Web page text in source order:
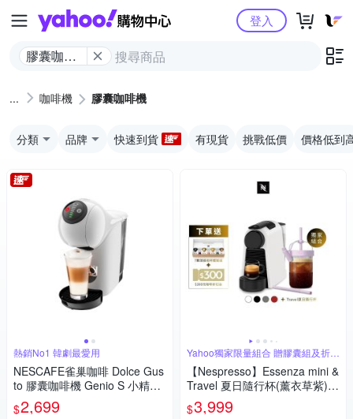
Yahoo購物中心
膠囊咖啡
登入
咖啡機 膠囊咖啡機
分類 品牌 快速到貨 有現貨 挑戰低價 價格低到
熱銷No1 韓劇最愛用
NESCAFE雀巢咖啡 Dolce Gus
to 膠囊咖啡機 Genio S 小精靈
咖啡機 (簡約白)
$2,699
Yahoo獨家限量組合 贈膠囊組及折扣
【Nespresso】Essenza mini &
Travel 夏日隨行杯(薰⾐草紫)
膠囊咖啡機
$3,999